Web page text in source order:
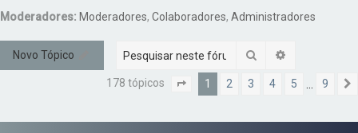
Moderadores: Moderadores, Colaboradores, Administradores
Novo Tópico Pesquisar
178 tópicos Página1 de9
1 2 3 4 5 9